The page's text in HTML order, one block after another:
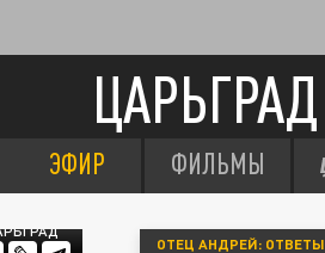
ЦАРЬГРАД
ЭФИР ФИЛЬМЫ
ОТЕЦ АНДРЕЙ: ОТВЕТЫ